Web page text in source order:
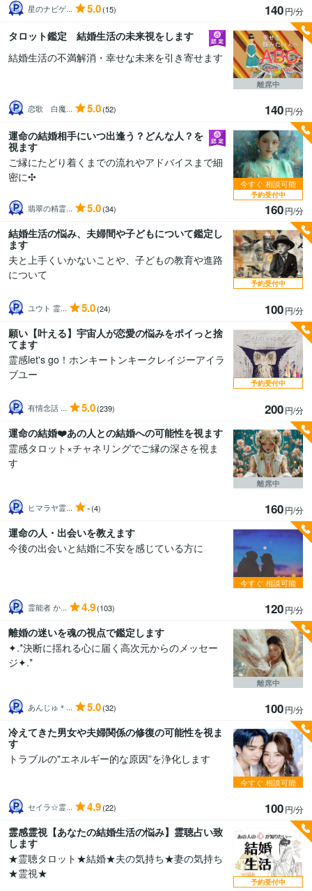
星のナビゲ... 5.0(15) 140円/分
タロット鑑定 結婚生活の未来視をします
結婚生活の不満解消・幸せな未来を引き寄せます
恋歌 白魔... 5.0(52) 140円/分
離席中
運命の結婚相手にいつ出逢う？どんな人？を
視ます
ご縁にたどり着くまでの流れやアドバイスまで細
密に✣
翡翠の精霊... 5.0(34) 160円/分
今すぐ 相談可能
予約受付中
結婚生活の悩み、夫婦間や子どもについて鑑定し
ます
夫と上手くいかないことや、子どもの教育や進路
について
ユウト 霊... 5.0(24) 100円/分
予約受付中
願い【叶える】宇宙人が恋愛の悩みをポイっと捨
てます
霊感let's go！ホンキートンキークレイジーアイラ
ブユー
有情念話 ... 5.0(239) 200円/分
予約受付中
運命の結婚❤️あの人との結婚への可能性を視ます
霊感タロット×チャネリングでご縁の深さを視ま
す
ヒマラヤ霊... -(4) 160円/分
離席中
運命の人・出会いを教えます
今後の出会いと結婚に不安を感じている方に
霊能者 か... 4.9(103) 120円/分
今すぐ 相談可能
離婚の迷いを魂の視点で鑑定します
✦.*決断に揺れる心に届く高次元からのメッセー
ジ✦.*
あんじゅ＊... 5.0(32) 100円/分
離席中
冷えてきた男女や夫婦関係の修復の可能性を視ま
す
トラブルの"エネルギー的な原因”を浄化します
セイラ☆霊... 4.9(22) 100円/分
今すぐ 相談可能
霊感霊視【あなたの結婚生活の悩み】霊聴占い致
します
★霊聴タロット★結婚★夫の気持ち★妻の気持ち
★霊視★
予約受付中